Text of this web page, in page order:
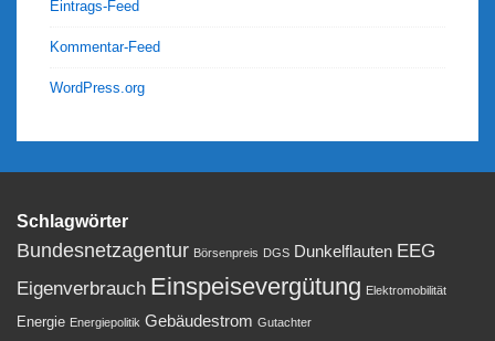
Eintrags-Feed
Kommentar-Feed
WordPress.org
Schlagwörter
Bundesnetzagentur Börsenpreis DGS Dunkelflauten EEG
Eigenverbrauch Einspeisevergütung Elektromobilität
Energie Energiepolitik Gebäudestrom Gutachter